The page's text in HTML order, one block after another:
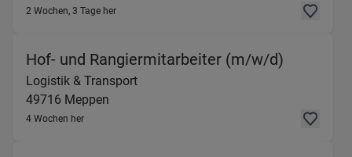
2 Wochen, 3 Tage her
Hof- und Rangiermitarbeiter (m/w/d)
Logistik & Transport
49716 Meppen
4 Wochen her